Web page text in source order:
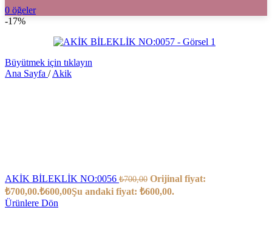
0 öğeler
-17%
Büyütmek için tıklayın
Ana Sayfa / Akik
AKİK BİLEKLİK NO:0056 ₺700,00 Orijinal fiyat:
₺700,00.₺600,00Şu andaki fiyat: ₺600,00.
Ürünlere Dön